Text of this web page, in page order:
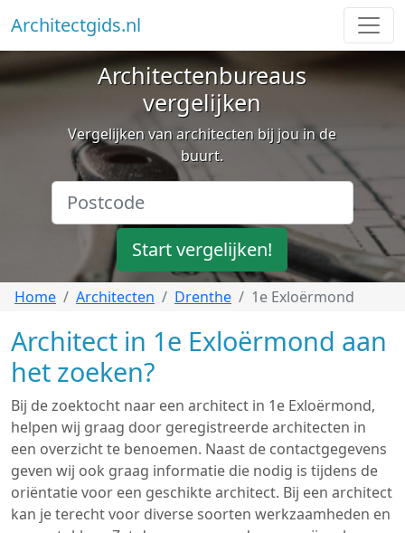
Architectgids.nl
Architectenbureaus
vergelijken
Vergelijken van architecten bij jou in de
buurt.
Start vergelijken!
Home Architecten Drenthe 1e Exloërmond
Architect in 1e Exloërmond aan
het zoeken?
Bij de zoektocht naar een architect in 1e Exloërmond,
helpen wij graag door geregistreerde architecten in
een overzicht te benoemen. Naast de contactgegevens
geven wij ook graag informatie die nodig is tijdens de
oriëntatie voor een geschikte architect. Bij een architect
kan je terecht voor diverse soorten werkzaamheden en